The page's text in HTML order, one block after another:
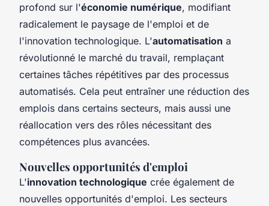
profond sur l'économie numérique, modifiant
radicalement le paysage de l'emploi et de
l'innovation technologique. L'automatisation a
révolutionné le marché du travail, remplaçant
certaines tâches répétitives par des processus
automatisés. Cela peut entraîner une réduction des
emplois dans certains secteurs, mais aussi une
réallocation vers des rôles nécessitant des
compétences plus avancées.
Nouvelles opportunités d'emploi
L'innovation technologique crée également de
nouvelles opportunités d'emploi. Les secteurs